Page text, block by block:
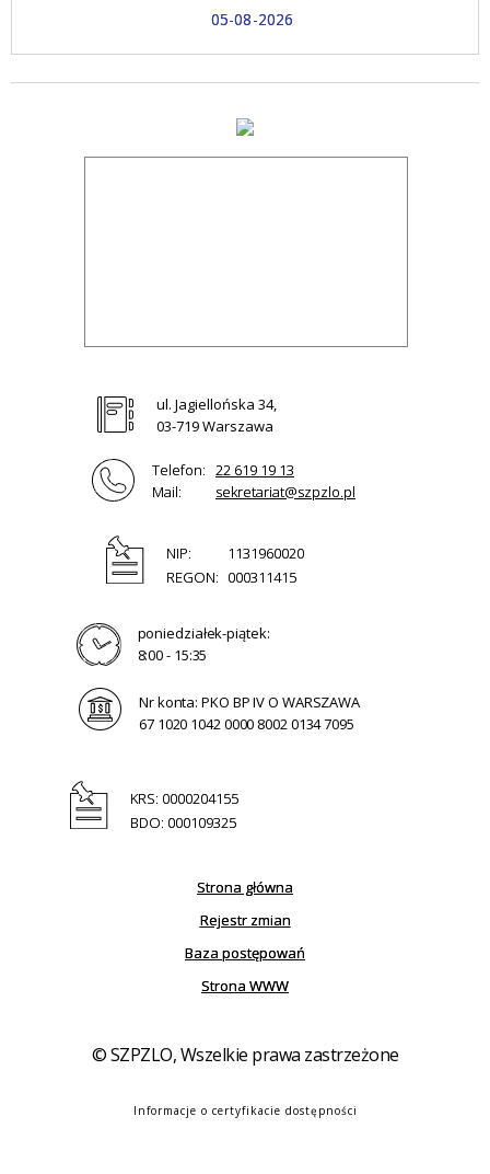
05-08-2026
ul. Jagiellońska 34,
03-719 Warszawa
Telefon:
22 619 19 13
Mail:
sekretariat@szpzlo.pl
NIP:
1131960020
REGON: 000311415
poniedziałek-piątek:
8:00 - 15:35
Nr konta: PKO BP IV O WARSZAWA
67 1020 1042 0000 8002 0134 7095
KRS: 0000204155
BDO: 000109325
Strona główna
Rejestr zmian
Baza postępowań
Strona WWW
© SZPZLO, Wszelkie prawa zastrzeżone
Informacje o certyfikacie dostępności